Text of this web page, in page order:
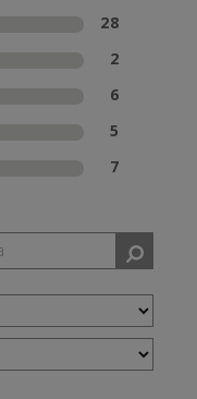
28
2
6
5
7